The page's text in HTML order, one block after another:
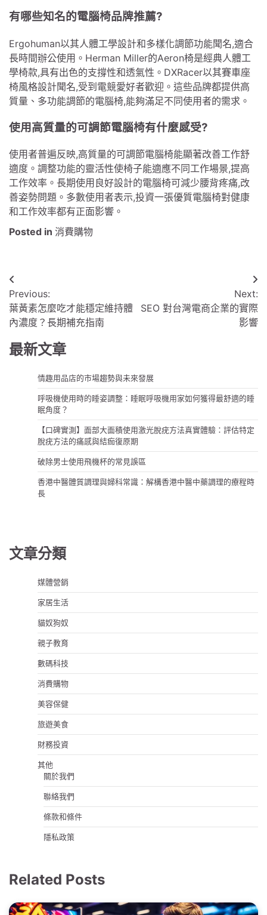
有哪些知名的電腦椅品牌推薦?
Ergohuman以其人體工學設計和多樣化調節功能聞名,適合
長時間辦公使用。Herman Miller的Aeron椅是經典人體工
學椅款,具有出色的支撐性和透氣性。DXRacer以其賽車座
椅風格設計聞名,受到電競愛好者歡迎。這些品牌都提供高
質量、多功能調節的電腦椅,能夠滿足不同使用者的需求。
使用高質量的可調節電腦椅有什麼感受?
使用者普遍反映,高質量的可調節電腦椅能顯著改善工作舒
適度。調整功能的靈活性使椅子能適應不同工作場景,提高
工作效率。長期使用良好設計的電腦椅可減少腰背疼痛,改
善姿勢問題。多數使用者表示,投資一張優質電腦椅對健康
和工作效率都有正面影響。
Posted in 消費購物
文
章
導
覽
Previous:
葉黃素怎麼吃才能穩定維持體
內濃度？長期補充指南
Next:
SEO 對台灣電商企業的實際
影響
最新文章
情趣用品店的市場趨勢與未來發展
呼吸機使用時的睡姿調整：睡眠呼吸機用家如何獲得最舒適的睡
眠角度？
【口碑實測】面部大面積使用激光脫疣方法真實體驗：評估特定
脫疣方法的痛感與結痂復原期
破除男士使用飛機杯的常見誤區
香港中醫體質調理與婦科常識：解構香港中醫中藥調理的療程時
長
文章分類
媒體營銷
家居生活
貓奴狗奴
親子教育
數碼科技
消費購物
美容保健
旅遊美食
財務投資
其他
關於我們
聯絡我們
條款和條件
隱私政策
Related Posts